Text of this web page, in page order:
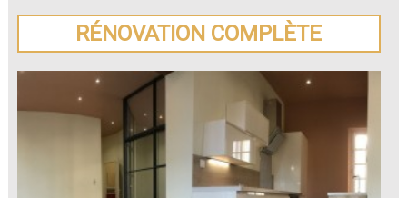
RÉNOVATION COMPLÈTE